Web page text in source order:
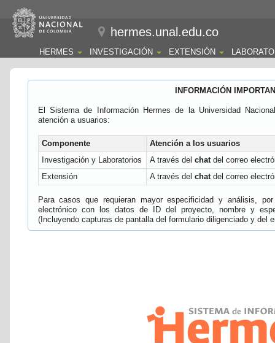
hermes.unal.edu.co
HERMES INVESTIGACIÓN EXTENSIÓN
INFORMACIÓN
El Sistema de Información Hermes de la Universidad
atención a usuarios:
Componente
Atención a los usuarios
Investigación y Laboratorios
A través del chatdel correo
Extensión
A través del chatdel correo
Para casos que requieran mayor especificidad y análisis,
electrónico con los datos de ID del proyecto, nombre y
(Incluyendo capturas de pantalla del formulario diligenciado y del